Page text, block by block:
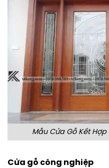
Mẫu Cửa Gỗ Kết
Cửa gỗ công nghiệp